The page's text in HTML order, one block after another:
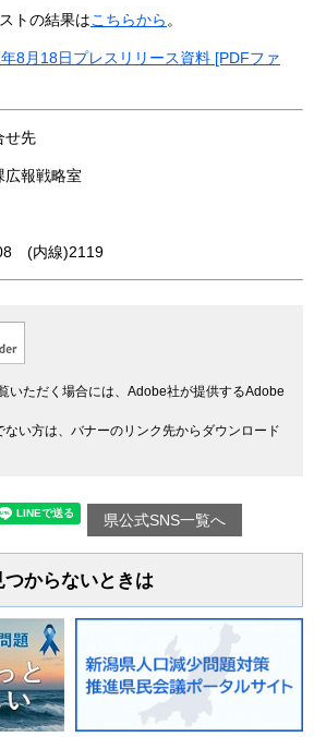
トの結果はこちらから。
年8月18日プレスリリース資料 [PDFファ
せ先
広報戦略室
(内線)2119
いただく場合には、Adobe社が提供するAdobe
い方は、バナーのリンク先からダウンロード
県公式SNS一覧へ
つからないときは